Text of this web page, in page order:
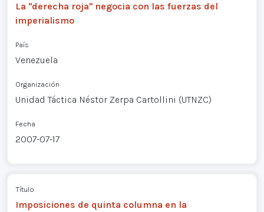
La "derecha roja" negocia con las fuerzas del
imperialismo
País
Venezuela
Organización
Unidad Táctica Néstor Zerpa Cartollini (UTNZC)
Fecha
2007-07-17
Título
Imposiciones de quinta columna en la